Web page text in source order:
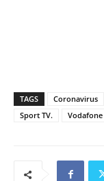
TAGS Coronavirus
Sport TV.
Vodafone